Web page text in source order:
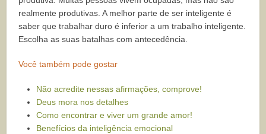
realmente produtivas. A melhor parte de ser inteligente é
saber que trabalhar duro é inferior a um trabalho inteligente.
Escolha as suas batalhas com antecedência.
Você também pode gostar
Não acredite nessas afirmações, comprove!
Deus mora nos detalhes
Como encontrar e viver um grande amor!
Benefícios da inteligência emocional